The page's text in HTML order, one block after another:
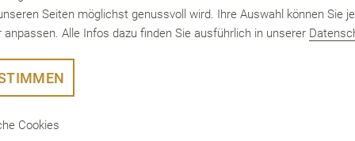
die direkt mit unseren Produkten in
Frischfaser. Unsere Transportkartons
Material. Die ersten Ziele haben wir erreicht,
Seiten möglichst genussvoll wird. Ihre Auswahl können Sie
anpassen. Alle Infos dazu finden Sie ausführlich in unserer
Cookies